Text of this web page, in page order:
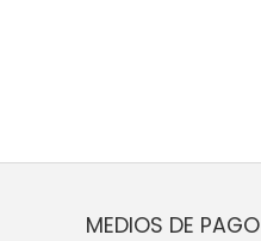
MEDIOS DE PAGO